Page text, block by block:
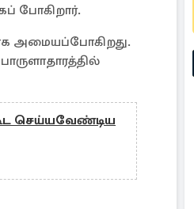
போகிறார்.
அமையப்போகிறது.
செய்யவேண்டிய